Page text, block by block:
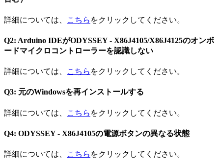
詳細については、 こちら をクリックしてください。
Q2: Arduino IDEがODYSSEY - X86J4105/X86J4125のオンボ
ードマイクロコントローラーを認識しない
詳細については、 こちら をクリックしてください。
Q3: 元のWindowsを再インストールする
詳細については、 こちら をクリックしてください。
Q4: ODYSSEY - X86J4105の電源ボタンの異なる状態
詳細については、 こちら をクリックしてください。